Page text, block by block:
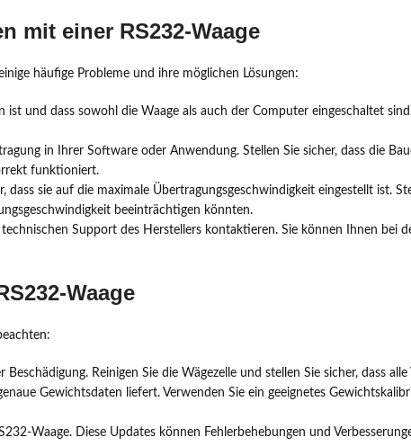
mit einer RS232-Waage
häufige Probleme und ihre möglichen Lösungen:
ist und dass sowohl die Waage als auch der Computer eingeschaltet
in Ihrer Software oder Anwendung. Stellen Sie sicher, dass die
funktioniert.
sie auf die maximale Übertragungsgeschwindigkeit eingestellt ist.
beeinträchtigen könnten.
Support des Herstellers kontaktieren. Sie können Ihnen bei
Waage
Reinigen Sie die Wägezelle und stellen Sie sicher, dass
Gewichtsdaten liefert. Verwenden Sie ein geeignetes
Waage. Diese Updates können Fehlerbehebungen und